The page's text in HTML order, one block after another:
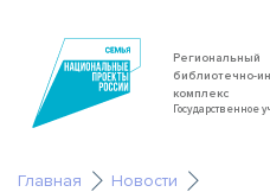
Региональный
библиотечно-
комплекс
Государственное
Главная
Новости